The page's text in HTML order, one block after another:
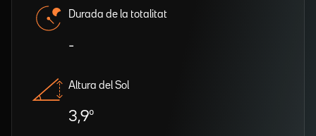
Durada de la totalitat
-
Altura del Sol
3,9º